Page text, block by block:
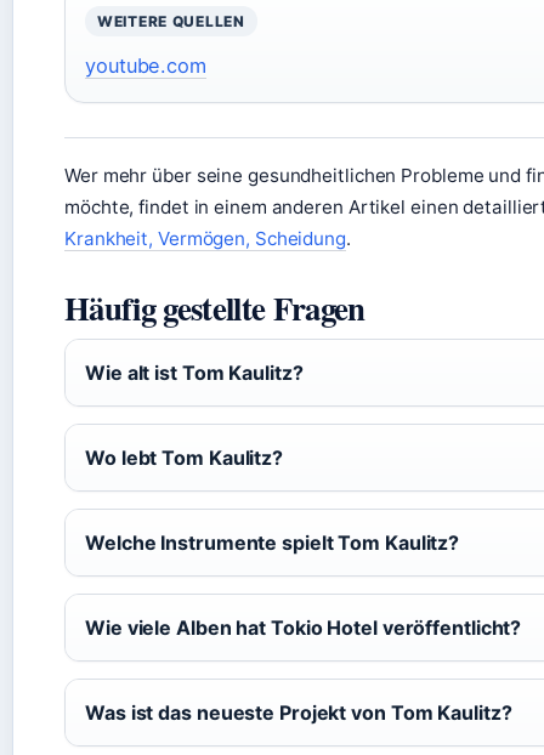
WEITERE QUELLEN
youtube.com
Wer mehr über seine gesundheitlichen Probleme und
möchte, findet in einem anderen Artikel einen
Krankheit, Vermögen, Scheidung.
Häufig gestellte Fragen
Wie alt ist Tom Kaulitz?
Wo lebt Tom Kaulitz?
Welche Instrumente spielt Tom Kaulitz?
Wie viele Alben hat Tokio Hotel veröffentlicht?
Was ist das neueste Projekt von Tom Kaulitz?